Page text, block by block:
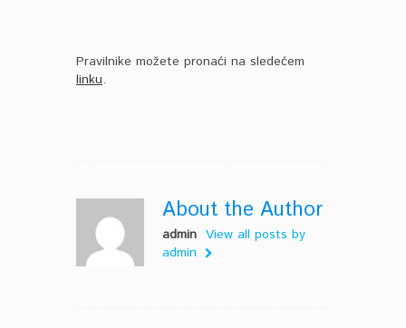
Pravilnike možete pronaći na sledećem
linku.
About the Author
admin View all posts by
admin